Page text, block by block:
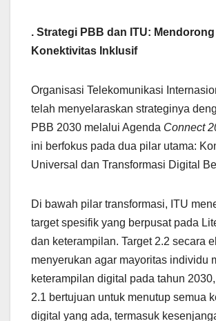
. Strategi PBB dan ITU: Mendorong
Konektivitas Inklusif
Organisasi Telekomunikasi
telah menyelaraskan strateginya
PBB 2030 melalui Agenda Connect
ini berfokus pada dua pilar utama:
Universal dan Transformasi Digital
Di bawah pilar transformasi, ITU
target spesifik yang berpusat pada
dan keterampilan. Target 2.2 secara
menyerukan agar mayoritas individu
keterampilan digital pada tahun
2.1 bertujuan untuk menutup semua
digital yang ada, termasuk